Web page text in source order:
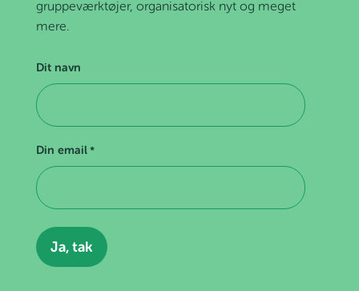
gruppeværktøjer, organisatorisk nyt og meget
mere.
Dit navn
Din email *